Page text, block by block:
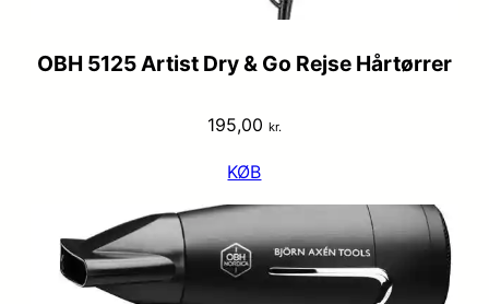
OBH 5125 Artist Dry & Go Rejse Hårtørrer
195,00 kr.
KØB